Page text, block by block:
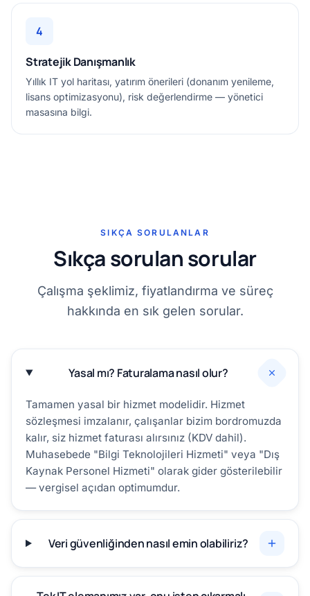
4
Stratejik Danışmanlık
Yıllık IT yol haritası, yatırım önerileri (donanım yenileme,
lisans optimizasyonu), risk değerlendirme — yönetici
masasına bilgi.
SIKÇA SORULANLAR
Sıkça sorulan sorular
Çalışma şeklimiz, fiyatlandırma ve süreç
hakkında en sık gelen sorular.
Yasal mı? Faturalama nasıl olur?
Tamamen yasal bir hizmet modelidir. Hizmet
sözleşmesi imzalanır, çalışanlar bizim bordromuzda
kalır, siz hizmet faturası alırsınız (KDV dahil).
Muhasebede "Bilgi Teknolojileri Hizmeti" veya "Dış
Kaynak Personel Hizmeti" olarak gider gösterilebilir
— vergisel açıdan optimumdur.
Veri güvenliğinden nasıl emin olabiliriz?